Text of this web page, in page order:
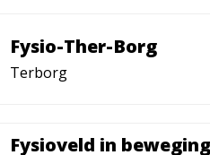
Fysio-Ther-Borg
Terborg
Fysioveld in beweging